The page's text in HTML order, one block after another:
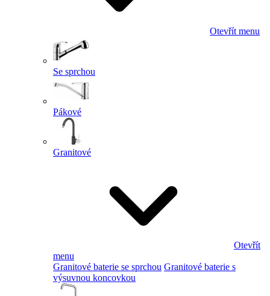
Otevřít menu
Se sprchou
Pákové
Granitové
Otevřít
menu
Granitové baterie se sprchou Granitové baterie s
výsuvnou koncovkou